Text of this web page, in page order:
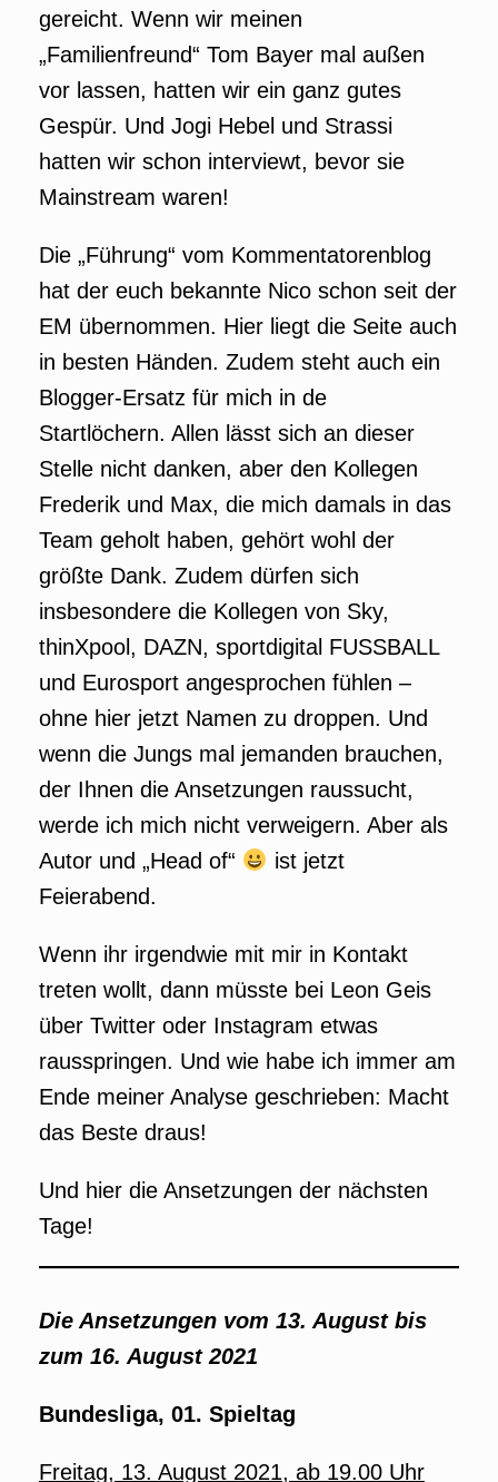
gereicht. Wenn wir meinen
„Familienfreund“ Tom Bayer mal außen
vor lassen, hatten wir ein ganz gutes
Gespür. Und Jogi Hebel und Strassi
hatten wir schon interviewt, bevor sie
Mainstream waren!
Die „Führung“ vom Kommentatorenblog
hat der euch bekannte Nico schon seit der
EM übernommen. Hier liegt die Seite auch
in besten Händen. Zudem steht auch ein
Blogger-Ersatz für mich in de
Startlöchern. Allen lässt sich an dieser
Stelle nicht danken, aber den Kollegen
Frederik und Max, die mich damals in das
Team geholt haben, gehört wohl der
größte Dank. Zudem dürfen sich
insbesondere die Kollegen von Sky,
thinXpool, DAZN, sportdigital FUSSBALL
und Eurosport angesprochen fühlen –
ohne hier jetzt Namen zu droppen. Und
wenn die Jungs mal jemanden brauchen,
der Ihnen die Ansetzungen raussucht,
werde ich mich nicht verweigern. Aber als
Autor und „Head of“
ist jetzt
Feierabend.
Wenn ihr irgendwie mit mir in Kontakt
treten wollt, dann müsste bei Leon Geis
über Twitter oder Instagram etwas
rausspringen. Und wie habe ich immer am
Ende meiner Analyse geschrieben: Macht
das Beste draus!
Und hier die Ansetzungen der nächsten
Tage!
Die Ansetzungen vom 13. August bis
zum 16. August 2021
Bundesliga, 01. Spieltag
Freitag, 13. August 2021, ab 19.00 Uhr